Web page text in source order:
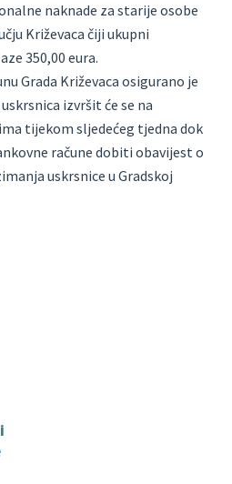
naknade za starije osobe
Križevaca čiji ukupni
350,00 eura.
Grada Križevaca osigurano je
izvršit će se na
tijekom sljedećeg tjedna dok
račune dobiti obavijest o
uskrsnice u Gradskoj